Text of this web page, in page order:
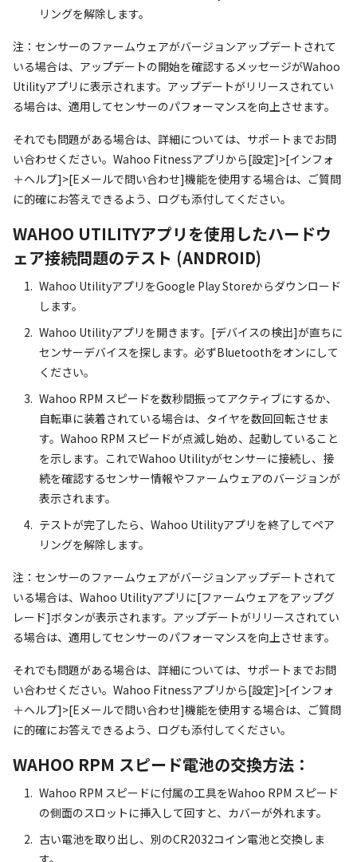
リングを解除します。
注：センサーのファームウェアがバージョンアップデートされて
いる場合は、アップデートの開始を確認するメッセージがWahoo
Utilityアプリに表示されます。アップデートがリリースされてい
る場合は、適用してセンサーのパフォーマンスを向上させます。
それでも問題がある場合は、詳細については、サポートまでお問
い合わせください。Wahoo Fitnessアプリから[設定]>[インフォ
＋ヘルプ]>[Eメールで問い合わせ]機能を使用する場合は、ご質問
に的確にお答えできるよう、ログも添付してください。
WAHOO UTILITYアプリを使用したハードウ
ェア接続問題のテスト (ANDROID)
Wahoo UtilityアプリをGoogle Play Storeからダウンロード
します。
Wahoo Utilityアプリを開きます。[デバイスの検出]が直ちに
センサーデバイスを探します。必ずBluetoothをオンにして
ください。
Wahoo RPM スピードを数秒間振ってアクティブにするか、
自転車に装着されている場合は、タイヤを数回回転させま
す。Wahoo RPM スピードが点滅し始め、起動していること
を示します。これでWahoo Utilityがセンサーに接続し、接
続を確認するセンサー情報やファームウェアのバージョンが
表示されます。
テストが完了したら、Wahoo Utilityアプリを終了してペア
リングを解除します。
注：センサーのファームウェアがバージョンアップデートされて
いる場合は、Wahoo Utilityアプリに[ファームウェアをアップグ
レード]ボタンが表示されます。アップデートがリリースされてい
る場合は、適用してセンサーのパフォーマンスを向上させます。
それでも問題がある場合は、詳細については、サポートまでお問
い合わせください。Wahoo Fitnessアプリから[設定]>[インフォ
＋ヘルプ]>[Eメールで問い合わせ]機能を使用する場合は、ご質問
に的確にお答えできるよう、ログも添付してください。
WAHOO RPM スピード電池の交換方法：
Wahoo RPM スピードに付属の工具をWahoo RPM スピード
の側面のスロットに挿入して回すと、カバーが外れます。
古い電池を取り出し、別のCR2032コイン電池と交換しま
す。